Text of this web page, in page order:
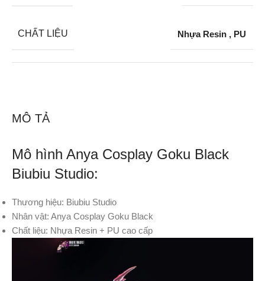
MÔ TẢ
Mô hình Anya Cosplay Goku Black
Biubiu Studio:
Thương hiệu: Biubiu Studio
Nhân vật: Anya Cosplay Goku Black
Chất liệu: Nhựa Resin + PU cao cấp
CHẤT LIỆU Nhựa Resin , PU